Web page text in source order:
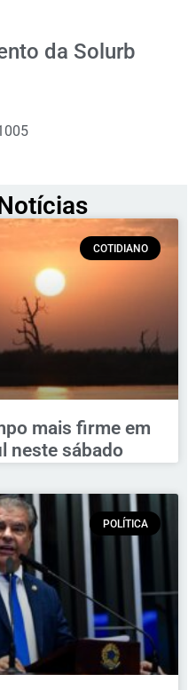
da Solurb
COTIDIANO
mais firme em
neste sábado
POLÍTICA